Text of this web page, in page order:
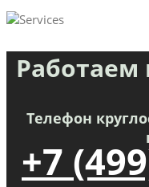
Работаем
Телефон
+7